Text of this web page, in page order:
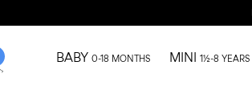
BABY 0-18 MONTHS MINI 1½-8 YEARS